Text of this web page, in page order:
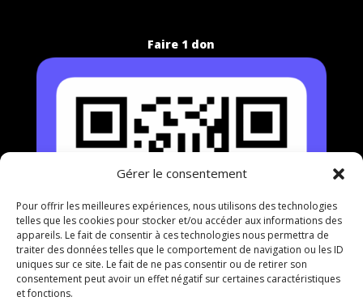
Gérer le consentement
Pour offrir les meilleures expériences, nous utilisons des technologies
telles que les cookies pour stocker et/ou accéder aux informations des
appareils. Le fait de consentir à ces technologies nous permettra de
traiter des données telles que le comportement de navigation ou les ID
uniques sur ce site. Le fait de ne pas consentir ou de retirer son
consentement peut avoir un effet négatif sur certaines caractéristiques
et fonctions.
Faire 1 don